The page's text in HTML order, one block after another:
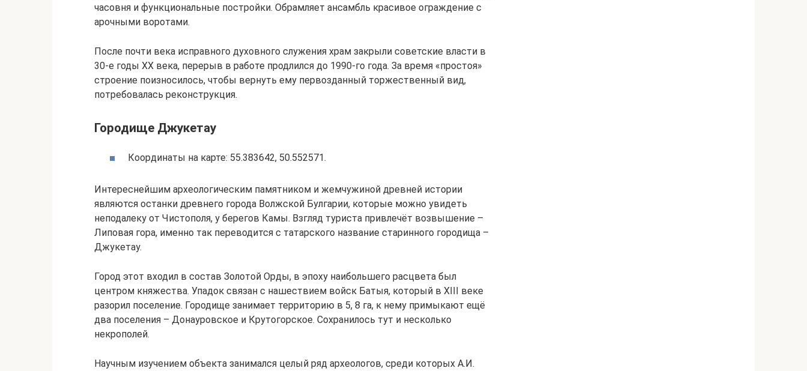
часовня и функциональные постройки. Обрамляет ансамбль красивое ограждение с
арочными воротами.
После почти века исправного духовного служения храм закрыли советские власти в
30-е годы XX века, перерыв в работе продлился до 1990-го года. За время «простоя»
строение поизносилось, чтобы вернуть ему первозданный торжественный вид,
потребовалась реконструкция.
Городище Джукетау
Координаты на карте: 55.383642, 50.552571.
Интереснейшим археологическим памятником и жемчужиной древней истории
являются останки древнего города Волжской Булгарии, которые можно увидеть
неподалеку от Чистополя, у берегов Камы. Взгляд туриста привлечёт возвышение –
Липовая гора, именно так переводится с татарского название старинного городища –
Джукетау.
Город этот входил в состав Золотой Орды, в эпоху наибольшего расцвета был
центром княжества. Упадок связан с нашествием войск Батыя, который в XIII веке
разорил поселение. Городище занимает территорию в 5, 8 га, к нему примыкают ещё
два поселения – Донауровское и Крутогорское. Сохранилось тут и несколько
некрополей.
Научным изучением объекта занимался целый ряд археологов, среди которых А.И.